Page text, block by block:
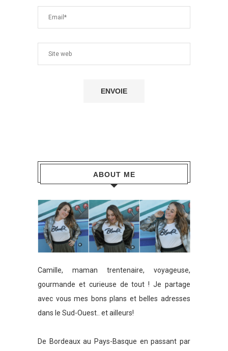
ABOUT ME
Camille, maman trentenaire, voyageuse,
gourmande et curieuse de tout ! Je partage
avec vous mes bons plans et belles adresses
dans le Sud-Ouest.. et ailleurs!
De Bordeaux au Pays-Basque en passant par